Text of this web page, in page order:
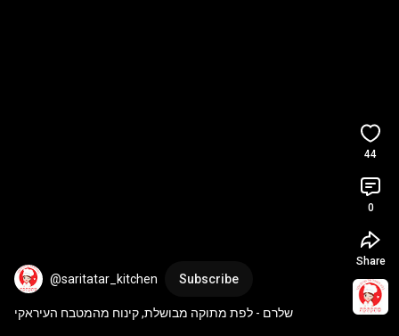
@saritatar_kitchen Subscribe
שלרם - לפת מתוקה מבושלת, קינוח מהמטבח העיראקי
44
0
Share